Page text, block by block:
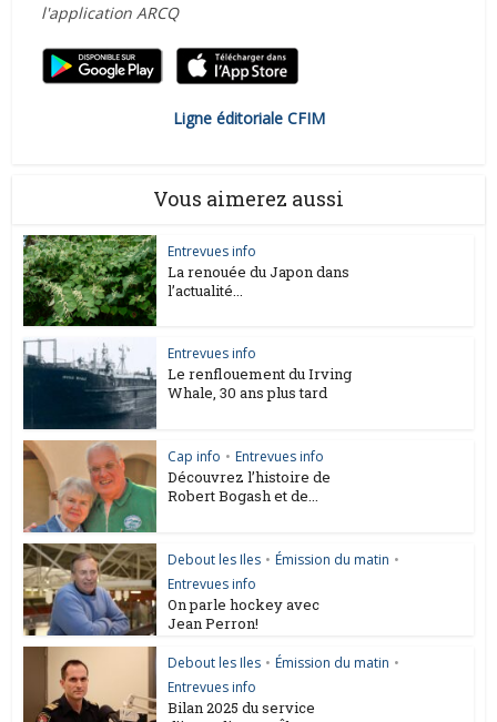
l'application ARCQ
Ligne éditoriale CFIM
Vous aimerez aussi
Entrevues info
La renouée du Japon dans
l’actualité...
Entrevues info
Le renflouement du Irving
Whale, 30 ans plus tard
Cap info • Entrevues info
Découvrez l’histoire de
Robert Bogash et de...
Debout les Iles • Émission du matin •
Entrevues info
On parle hockey avec
Jean Perron!
Debout les Iles • Émission du matin •
Entrevues info
Bilan 2025 du service